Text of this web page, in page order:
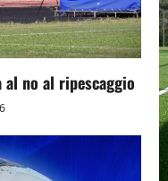
al no al ripescaggio